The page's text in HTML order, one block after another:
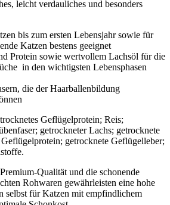
leicht verdauliches und besonders
bis zum ersten Lebensjahr sowie für
Katzen bestens geeignet
Protein sowie wertvollem Lachsöl für die
in den wichtigsten Lebensphasen
die der Haarballenbildung
Geflügelprotein; Reis;
getrockneter Lachs; getrocknete
getrocknete Geflügelleber;
Qualität und die schonende
Rohwaren gewährleisten eine hohe
selbst für Katzen mit empfindlichem